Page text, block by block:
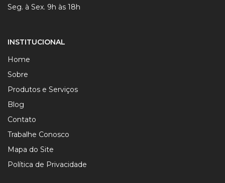
Seg. à Sex. 9h às 18h
INSTITUCIONAL
Home
Sobre
Produtos e Serviços
Blog
Contato
Trabalhe Conosco
Mapa do Site
Política de Privacidade